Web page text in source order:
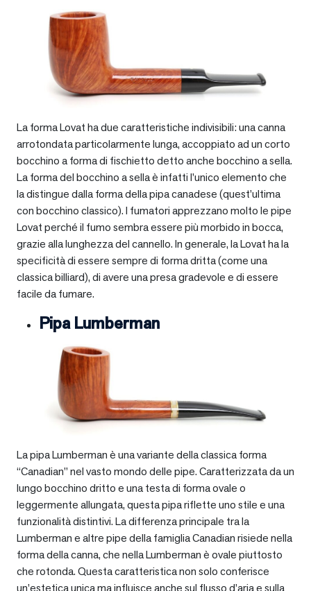
La forma Lovat ha due caratteristiche indivisibili: una canna
arrotondata particolarmente lunga, accoppiato ad un corto
bocchino a forma di fischietto detto anche bocchino a sella.
La forma del bocchino a sella è infatti l’unico elemento che
la distingue dalla forma della pipa canadese (quest’ultima
con bocchino classico). I fumatori apprezzano molto le pipe
Lovat perché il fumo sembra essere più morbido in bocca,
grazie alla lunghezza del cannello. In generale, la Lovat ha la
specificità di essere sempre di forma dritta (come una
classica billiard), di avere una presa gradevole e di essere
facile da fumare.
Pipa Lumberman
La pipa Lumberman è una variante della classica forma
“Canadian” nel vasto mondo delle pipe. Caratterizzata da un
lungo bocchino dritto e una testa di forma ovale o
leggermente allungata, questa pipa riflette uno stile e una
funzionalità distintivi. La differenza principale tra la
Lumberman e altre pipe della famiglia Canadian risiede nella
forma della canna, che nella Lumberman è ovale piuttosto
che rotonda. Questa caratteristica non solo conferisce
un’estetica unica ma influisce anche sul flusso d’aria e sulla